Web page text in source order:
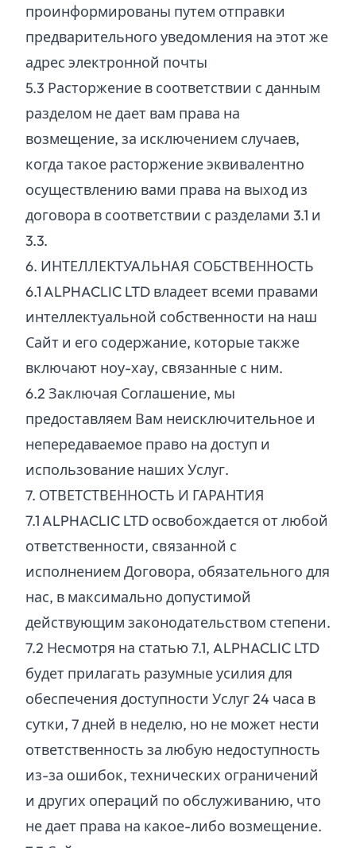
проинформированы путем отправки
предварительного уведомления на этот же
адрес электронной почты
5.3 Расторжение в соответствии с данным
разделом не дает вам права на
возмещение, за исключением случаев,
когда такое расторжение эквивалентно
осуществлению вами права на выход из
договора в соответствии с разделами 3.1 и
3.3.
6. ИНТЕЛЛЕКТУАЛЬНАЯ СОБСТВЕННОСТЬ
6.1ALPHACLIC LTD владеет всеми правами
интеллектуальной собственности на наш
Сайт и его содержание, которые также
включают ноу-хау, связанные с ним.
6.2 Заключая Соглашение, мы
предоставляем Вам неисключительное и
непередаваемое право на доступ и
использование наших Услуг.
7. ОТВЕТСТВЕННОСТЬ И ГАРАНТИЯ
7.1ALPHACLIC LTD освобождается от любой
ответственности, связанной с
исполнением Договора, обязательного для
нас, в максимально допустимой
действующим законодательством степени.
7.2 Несмотря на статью 7.1, ALPHACLIC LTD
будет прилагать разумные усилия для
обеспечения доступности Услуг 24 часа в
сутки, 7 дней в неделю, но не может нести
ответственность за любую недоступность
из-за ошибок, технических ограничений
и других операций по обслуживанию, что
не дает права на какое-либо возмещение.